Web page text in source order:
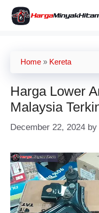
Skip
Home » Kereta
Harga Lower
Malaysia
December 22, 2024 by